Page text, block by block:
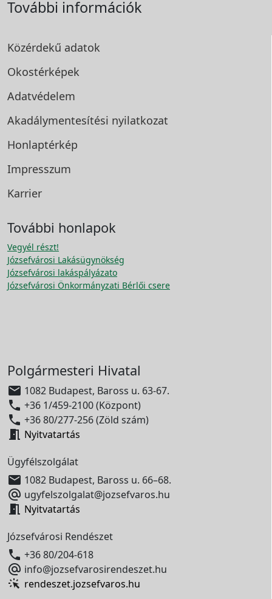
További információk
Közérdekű adatok
Okostérképek
Adatvédelem
Akadálymentesítési nyilatkozat
Honlaptérkép
Impresszum
Karrier
További honlapok
Vegyél részt!
Józsefvárosi Lakásügynökség
Józsefvárosi lakáspályázato
Józsefvárosi Önkormányzati Bérlői csere
Polgármesteri Hivatal
 1082 Budapest, Baross u. 63-67.
 +36 1/459-2100 (Központ)
 +36 80/277-256 (Zöld szám)
 Nyitvatartás
Ügyfélszolgálat
 1082 Budapest, Baross u. 66–68.
 ugyfelszolgalat@jozsefvaros.hu
 Nyitvatartás
Józsefvárosi Rendészet
 +36 80/204-618
 info@jozsefvarosirendeszet.hu
rendeszet.jozsefvaros.hu